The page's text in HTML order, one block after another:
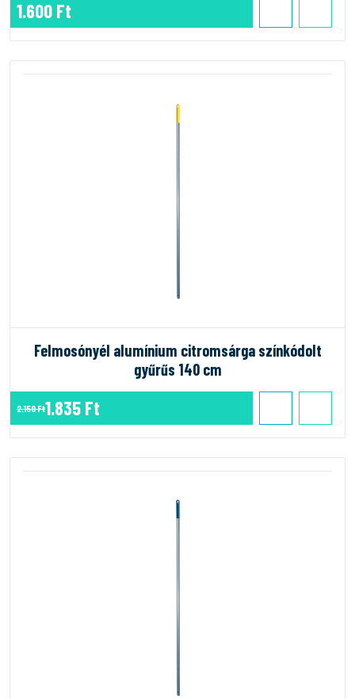
1.600 Ft
Felmosónyél alumínium citromsárga színkódolt
gyűrűs 140 cm
2.159 Ft1.835 Ft